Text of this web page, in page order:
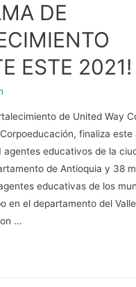
DE
ESTE 2021!
de United Way
finaliza este
agentes educativos de la
de Antioquia y 38
educativas de los
en el departamento del
…